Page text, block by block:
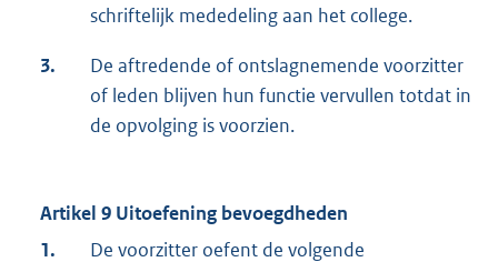
schriftelijk mededeling aan het college.
3.
De aftredende of ontslagnemende voorzitter
of leden blijven hun functie vervullen totdat in
de opvolging is voorzien.
Artikel 9 Uitoefening bevoegdheden
1.
De voorzitter oefent de volgende